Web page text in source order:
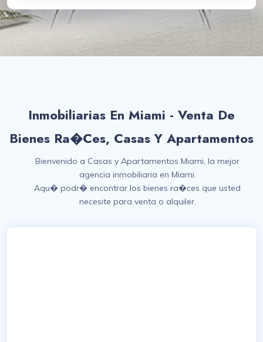
Inmobiliarias En Miami - Venta De
Bienes Ra�ces, Casas Y Apartamentos
Bienvenido a Casas y Apartamentos Miami, la mejor
agencia inmobiliaria en Miami.
Aqu� podr� encontrar los bienes ra�ces que usted
necesite para venta o alquiler.